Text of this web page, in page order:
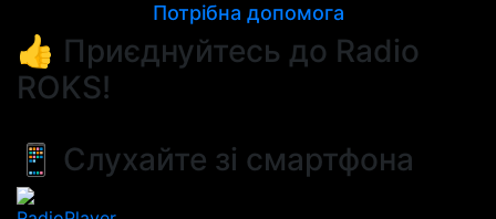
Потрібна допомога
👍 Приєднуйтесь до Radio
ROKS!
📱 Слухайте зі смартфона